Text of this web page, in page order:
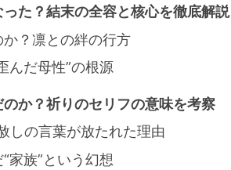
った？結末の全容と核心を徹底解説
？凛との絆の行方
んだ母性”の根源
か？祈りのセリフの意味を考察
しの言葉が放たれた理由
家族”という幻想